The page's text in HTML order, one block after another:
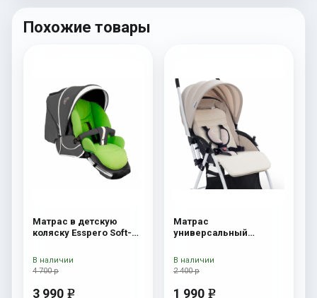
Похожие товары
Матрас в детскую
коляску Esspero Soft-
4 700 р
3 990 e
В наличии
Матрас
универсальный
Linear
2 400 р
1 990 e
В наличии